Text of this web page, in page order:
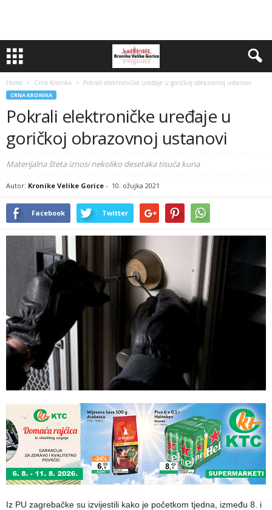
Home Crna Kronika Pokrali elektroničke uređaje u goričkoj obrazovnoj ustanovi
CRNA KRONIKA
Pokrali elektroničke uređaje u
goričkoj obrazovnoj ustanovi
Materijalna šteta iznosi nekoliko desetaka tisuća kuna
Autor: Kronike Velike Gorice - 10. ožujka 2021
Facebook Twitter
Iz PU zagrebačke su izvijestili kako je početkom tjedna, između 8. i